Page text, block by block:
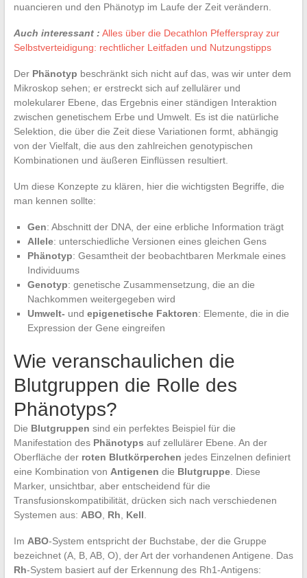
nuancieren und den Phänotyp im Laufe der Zeit verändern.
Auch interessant : Alles über die Decathlon Pfefferspray zur
Selbstverteidigung: rechtlicher Leitfaden und Nutzungstipps
Der Phänotyp beschränkt sich nicht auf das, was wir unter dem
Mikroskop sehen; er erstreckt sich auf zellulärer und
molekularer Ebene, das Ergebnis einer ständigen Interaktion
zwischen genetischem Erbe und Umwelt. Es ist die natürliche
Selektion, die über die Zeit diese Variationen formt, abhängig
von der Vielfalt, die aus den zahlreichen genotypischen
Kombinationen und äußeren Einflüssen resultiert.
Um diese Konzepte zu klären, hier die wichtigsten Begriffe, die
man kennen sollte:
Gen: Abschnitt der DNA, der eine erbliche Information trägt
Allele: unterschiedliche Versionen eines gleichen Gens
Phänotyp: Gesamtheit der beobachtbaren Merkmale eines
Individuums
Genotyp: genetische Zusammensetzung, die an die
Nachkommen weitergegeben wird
Umwelt- und epigenetische Faktoren: Elemente, die in die
Expression der Gene eingreifen
Wie veranschaulichen die
Blutgruppen die Rolle des
Phänotyps?
Die Blutgruppen sind ein perfektes Beispiel für die
Manifestation des Phänotyps auf zellulärer Ebene. An der
Oberfläche der roten Blutkörperchen jedes Einzelnen definiert
eine Kombination von Antigenen die Blutgruppe. Diese
Marker, unsichtbar, aber entscheidend für die
Transfusionskompatibilität, drücken sich nach verschiedenen
Systemen aus: ABO, Rh Kell
Im ABO-System entspricht der Buchstabe, der die Gruppe
bezeichnet (A, B, AB, O), der Art der vorhandenen Antigene. Das
Rh-System basiert auf der Erkennung des Rh1-Antigens: